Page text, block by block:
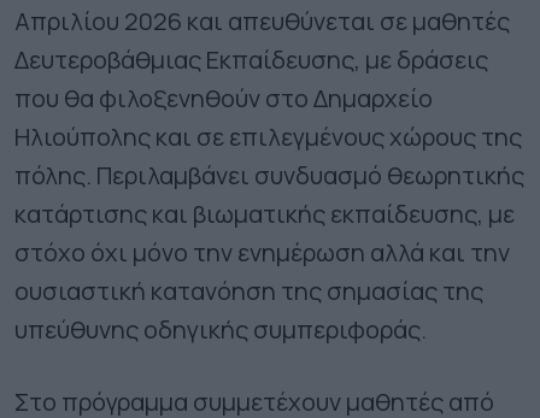
Απριλίου 2026 και απευθύνεται σε μαθητές
Δευτεροβάθμιας Εκπαίδευσης, με δράσεις
που θα φιλοξενηθούν στο Δημαρχείο
Ηλιούπολης και σε επιλεγμένους χώρους της
πόλης. Περιλαμβάνει συνδυασμό θεωρητικής
κατάρτισης και βιωματικής εκπαίδευσης, με
στόχο όχι μόνο την ενημέρωση αλλά και την
ουσιαστική κατανόηση της σημασίας της
υπεύθυνης οδηγικής συμπεριφοράς.
Στο πρόγραμμα συμμετέχουν μαθητές από